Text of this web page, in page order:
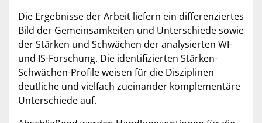
Die Ergebnisse der Arbeit liefern ein differenziertes
Bild der Gemeinsamkeiten und Unterschiede sowie
der Stärken und Schwächen der analysierten WI-
und IS-Forschung. Die identifizierten Stärken-
Schwächen-Profile weisen für die Disziplinen
deutliche und vielfach zueinander komplementäre
Unterschiede auf.